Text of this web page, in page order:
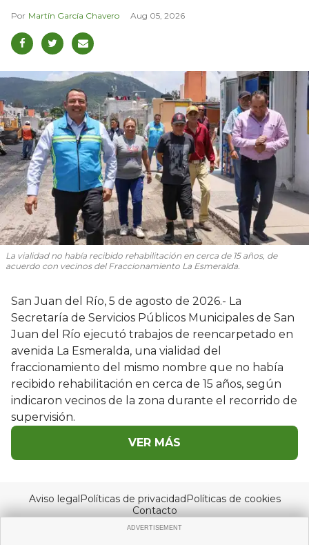
Martín García Chavero Aug 05, 2026
La vialidad no había recibido rehabilitación en cerca de 15 años, de
acuerdo con vecinos del Fraccionamiento La Esmeralda.
San Juan del Río, 5 de agosto de 2026.- La
Secretaría de Servicios Públicos Municipales de San
Juan del Río ejecutó trabajos de reencarpetado en
avenida La Esmeralda, una vialidad del
fraccionamiento del mismo nombre que no había
recibido rehabilitación en cerca de 15 años, según
indicaron vecinos de la zona durante el recorrido de
supervisión.
VER MÁS
Aviso legalPolíticas de privacidadPolíticas de cookies
Contacto